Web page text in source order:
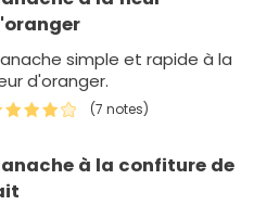
simple et rapide à la
d'oranger.
(7 notes)
à la confiture de